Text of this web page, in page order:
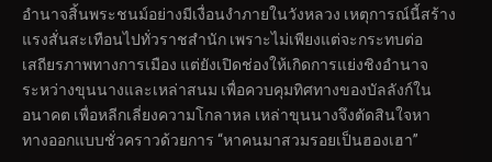
อำนาจสิ้นพระชนม์อย่างมีเงื่อนงำภายในวังหลวง เหตุการณ์นี้สร้าง
แรงสั่นสะเทือนไปทั่วราชสำนัก เพราะไม่เพียงแต่จะกระทบต่อ
เสถียรภาพทางการเมือง แต่ยังเปิดช่องให้เกิดการแย่งชิงอำนาจ
ระหว่างขุนนางและเหล่าสนม เพื่อควบคุมทิศทางของบัลลังก์ใน
อนาคต เพื่อหลีกเลี่ยงความโกลาหล เหล่าขุนนางจึงตัดสินใจหา
ทางออกแบบชั่วคราวด้วยการ “หาคนมาสวมรอยเป็นฮองเฮา”